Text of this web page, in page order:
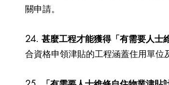
關申請。
24. 甚麼工程才能獲得「有需要人士
合資格申領津貼的工程涵蓋住用單位